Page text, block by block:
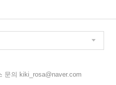
문의 kiki_rosa@naver.com